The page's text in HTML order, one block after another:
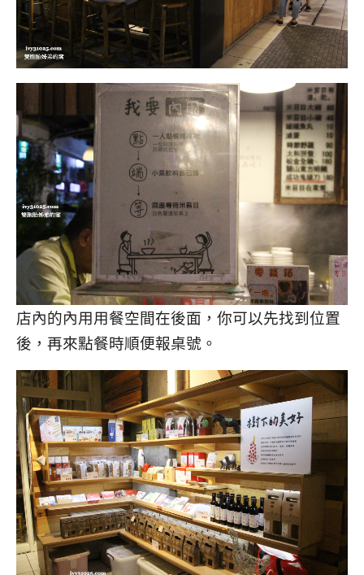
店內的內用用餐空間在後面，你可以先找到位置
後，再來點餐時順便報桌號。